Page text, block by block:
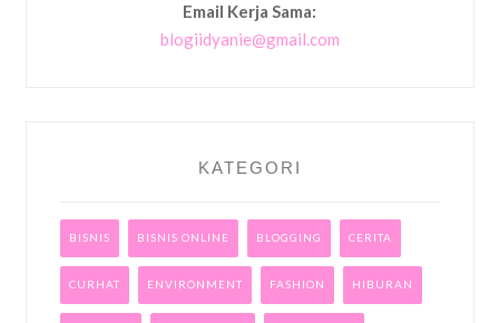
Email Kerja Sama:
blogiidyanie@gmail.com
KATEGORI
BISNIS BISNIS ONLINE BLOGGING CERITA
CURHAT ENVIRONMENT FASHION HIBURAN